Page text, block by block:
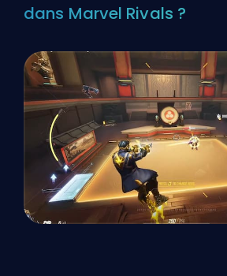
dans Marvel Rivals ?